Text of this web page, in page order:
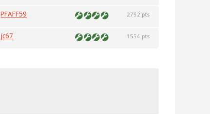
PFAFF59 2792 pts
jc67 1554 pts